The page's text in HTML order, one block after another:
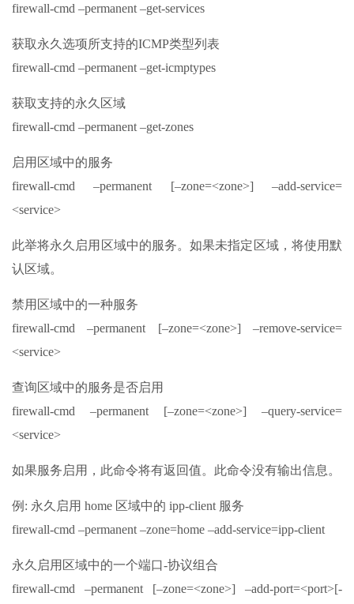
firewall-cmd –permanent –get-services
获取永久选项所支持的ICMP类型列表
firewall-cmd –permanent –get-icmptypes
获取支持的永久区域
firewall-cmd –permanent –get-zones
启用区域中的服务
firewall-cmd –permanent [–zone=<zone>] –add-service=
<service>
此举将永久启用区域中的服务。如果未指定区域，将使用默
认区域。
禁用区域中的一种服务
firewall-cmd –permanent [–zone=<zone>] –remove-service=
<service>
查询区域中的服务是否启用
firewall-cmd –permanent [–zone=<zone>] –query-service=
<service>
如果服务启用，此命令将有返回值。此命令没有输出信息。
例: 永久启用 home 区域中的 ipp-client 服务
firewall-cmd –permanent –zone=home –add-service=ipp-client
永久启用区域中的一个端口-协议组合
firewall-cmd –permanent [–zone=<zone>] –add-port=<port>[-